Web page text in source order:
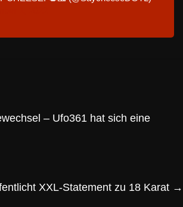
– Ufo361 hat sich eine
XXL-Statement zu 18 Karat →